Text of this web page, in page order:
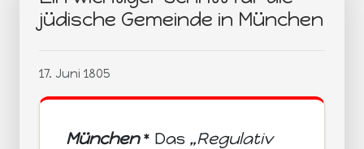
jüdische Gemeinde in München
17. Juni 1805
München* Das „Regulativ